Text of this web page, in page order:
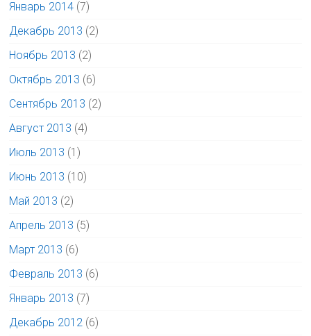
Январь 2014 (7)
Декабрь 2013 (2)
Ноябрь 2013 (2)
Октябрь 2013 (6)
Сентябрь 2013 (2)
Август 2013 (4)
Июль 2013 (1)
Июнь 2013 (10)
Май 2013 (2)
Апрель 2013 (5)
Март 2013 (6)
Февраль 2013 (6)
Январь 2013 (7)
Декабрь 2012 (6)